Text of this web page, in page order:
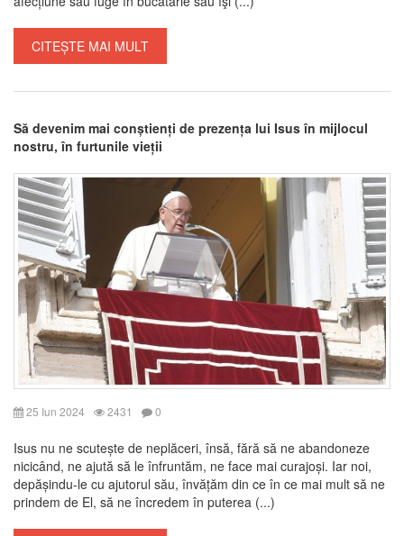
CITEȘTE MAI MULT
Să devenim mai conștienți de prezența lui Isus în mijlocul
nostru, în furtunile vieții
25 Iun 2024 2431 0
Isus nu ne scutește de neplăceri, însă, fără să ne abandoneze
nicicând, ne ajută să le înfruntăm, ne face mai curajoși. Iar noi,
depășindu-le cu ajutorul său, învățăm din ce în ce mai mult să ne
prindem de El, să ne încredem în puterea (...)